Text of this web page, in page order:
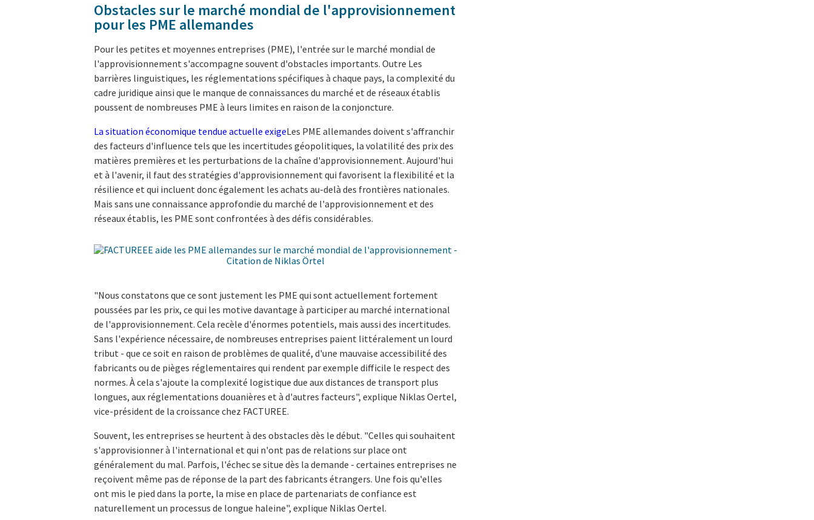
Obstacles sur le marché mondial de l'approvisionnement
pour les PME allemandes
Pour les petites et moyennes entreprises (PME), l'entrée sur le marché mondial de
l'approvisionnement s'accompagne souvent d'obstacles importants. Outre Les
barrières linguistiques, les réglementations spécifiques à chaque pays, la complexité du
cadre juridique ainsi que le manque de connaissances du marché et de réseaux établis
poussent de nombreuses PME à leurs limites en raison de la conjoncture.
La situation économique tendue actuelle exigeLes PME allemandes doivent s'affranchir
des facteurs d'influence tels que les incertitudes géopolitiques, la volatilité des prix des
matières premières et les perturbations de la chaîne d'approvisionnement. Aujourd'hui
et à l'avenir, il faut des stratégies d'approvisionnement qui favorisent la flexibilité et la
résilience et qui incluent donc également les achats au-delà des frontières nationales.
Mais sans une connaissance approfondie du marché de l'approvisionnement et des
réseaux établis, les PME sont confrontées à des défis considérables.
"Nous constatons que ce sont justement les PME qui sont actuellement fortement
poussées par les prix, ce qui les motive davantage à participer au marché international
de l'approvisionnement. Cela recèle d'énormes potentiels, mais aussi des incertitudes.
Sans l'expérience nécessaire, de nombreuses entreprises paient littéralement un lourd
tribut - que ce soit en raison de problèmes de qualité, d'une mauvaise accessibilité des
fabricants ou de pièges réglementaires qui rendent par exemple difficile le respect des
normes. À cela s'ajoute la complexité logistique due aux distances de transport plus
longues, aux réglementations douanières et à d'autres facteurs", explique Niklas Oertel,
vice-président de la croissance chez FACTUREE.
Souvent, les entreprises se heurtent à des obstacles dès le début. "Celles qui souhaitent
s'approvisionner à l'international et qui n'ont pas de relations sur place ont
généralement du mal. Parfois, l'échec se situe dès la demande - certaines entreprises ne
reçoivent même pas de réponse de la part des fabricants étrangers. Une fois qu'elles
ont mis le pied dans la porte, la mise en place de partenariats de confiance est
naturellement un processus de longue haleine", explique Niklas Oertel.